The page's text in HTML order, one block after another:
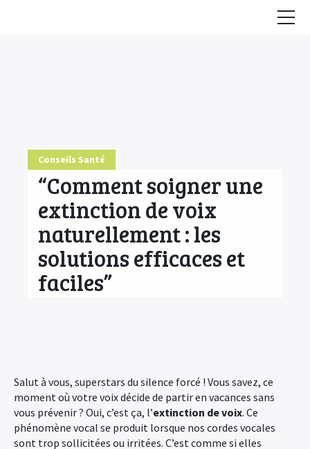
Conseils Santé
“Comment soigner une
extinction de voix
naturellement : les
solutions efficaces et
faciles”
Salut à vous, superstars du silence forcé ! Vous savez, ce
moment où votre voix décide de partir en vacances sans
vous prévenir ? Oui, c’est ça, l’extinction de voix. Ce
phénomène vocal se produit lorsque nos cordes vocales
sont trop sollicitées ou irritées. C’est comme si elles
Fiches Huiles Essentielles
COMMENCER ICI